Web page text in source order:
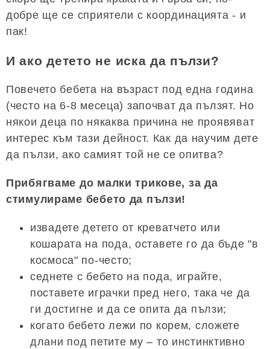
добре ще се сприятели с координацията - и
пак!
И ако детето не иска да пълзи?
Повечето бебета на възраст под една година
(често на 6-8 месеца) започват да пълзят. Но
някои деца по някаква причина не проявяват
интерес към тази дейност. Как да научим дете
да пълзи, ако самият той не се опитва?
Прибягваме до малки трикове, за да
стимулираме бебето да пълзи!
извадете детето от креватчето или
кошарата на пода, оставете го да бъде "в
космоса" по-често;
седнете с бебето на пода, играйте,
поставете играчки пред него, така че да
ги достигне и да се опита да пълзи;
когато бебето лежи по корем, сложете
длани под петите му – то инстинктивно